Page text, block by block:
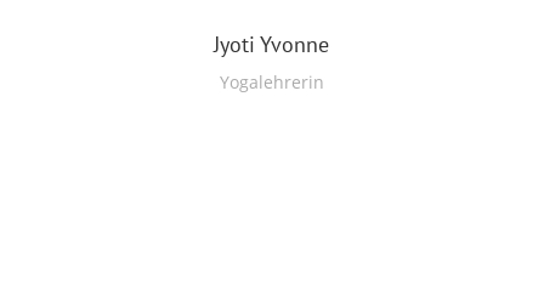
Jyoti Yvonne
Yogalehrerin